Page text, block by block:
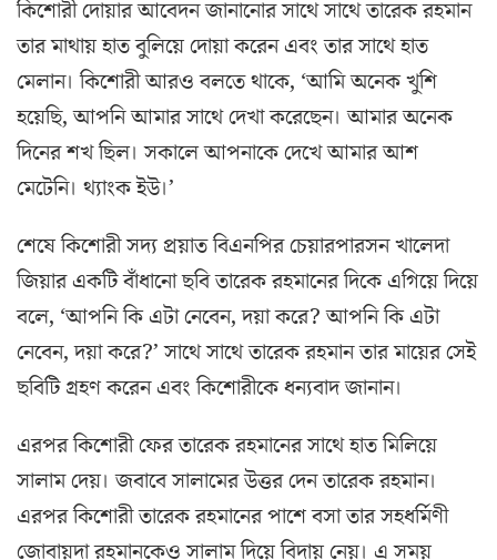
কিশোরী দোয়ার আবেদন জানানোর সাথে সাথে তারেক রহমান
তার মাথায় হাত বুলিয়ে দোয়া করেন এবং তার সাথে হাত
মেলান। কিশোরী আরও বলতে থাকে, ‘আমি অনেক খুশি
হয়েছি, আপনি আমার সাথে দেখা করেছেন। আমার অনেক
দিনের শখ ছিল। সকালে আপনাকে দেখে আমার আশ
মেটেনি। থ্যাংক ইউ।’
শেষে কিশোরী সদ্য প্রয়াত বিএনপির চেয়ারপারসন খালেদা
জিয়ার একটি বাঁধানো ছবি তারেক রহমানের দিকে এগিয়ে দিয়ে
বলে, ‘আপনি কি এটা নেবেন, দয়া করে? আপনি কি এটা
নেবেন, দয়া করে?’ সাথে সাথে তারেক রহমান তার মায়ের সেই
ছবিটি গ্রহণ করেন এবং কিশোরীকে ধন্যবাদ জানান।
এরপর কিশোরী ফের তারেক রহমানের সাথে হাত মিলিয়ে
সালাম দেয়। জবাবে সালামের উত্তর দেন তারেক রহমান।
এরপর কিশোরী তারেক রহমানের পাশে বসা তার সহধর্মিণী
জোবায়দা রহমানকেও সালাম দিয়ে বিদায় নেয়। এ সময়